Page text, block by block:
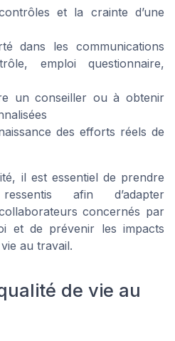
et la crainte d’une
dans les communications
emploi questionnaire,
un conseiller ou à obtenir
des efforts réels de
il est essentiel de prendre
afin d’adapter
concernés par
et de prévenir les impacts
au travail.
de vie au